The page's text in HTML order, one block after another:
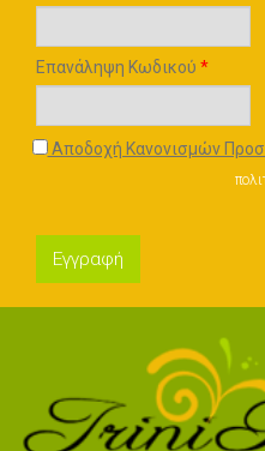
Επανάληψη Κωδικού *
Αποδοχή Κανονισμών
Εγγραφή